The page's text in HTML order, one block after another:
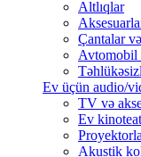
Altlıqlar
Çantalar
Avtomobil
Ev üçün audio/
TV və
Ev
Akustik